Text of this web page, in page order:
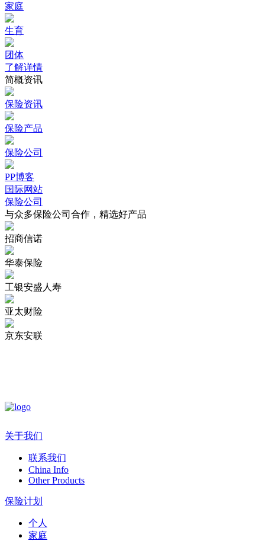
家庭
生育
团体
了解详情
简概资讯
保险资讯
保险产品
保险公司
PP博客
国际网站
保险公司
与众多保险公司合作，精选好产品
招商信诺
华泰保险
工银安盛人寿
亚太财险
京东安联
关于我们
联系我们
China Info
Other Products
保险计划
个人
家庭